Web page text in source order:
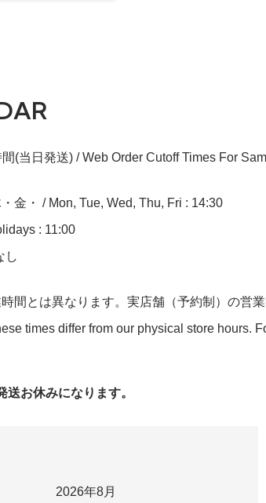
(当日発送) / Web Order Cutoff Times For
金・ / Mon, Tue, Wed, Thu, Fri : 14:30
: 11:00
し
間とは異なります。実店舗（予約制）の営業
times differ from our physical store hours.
送お休みになります。
2026年8月